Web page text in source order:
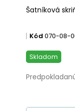
Šatníková
Kód 070-08-
Skladom